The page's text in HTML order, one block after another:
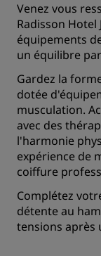
Venez vous
Radisson Hotel
équipements
un équilibre
Gardez la
dotée
musculation.
avec des
l'harmonie
expérience de
coiffure
Complétez
détente au
tensions après